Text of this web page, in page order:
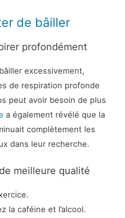
de bâiller
profondément
excessivement,
de respiration profonde
peut avoir besoin de plus
a également révélé que la
complètement les
dans leur recherche.
meilleure qualité
la caféine et l’alcool.